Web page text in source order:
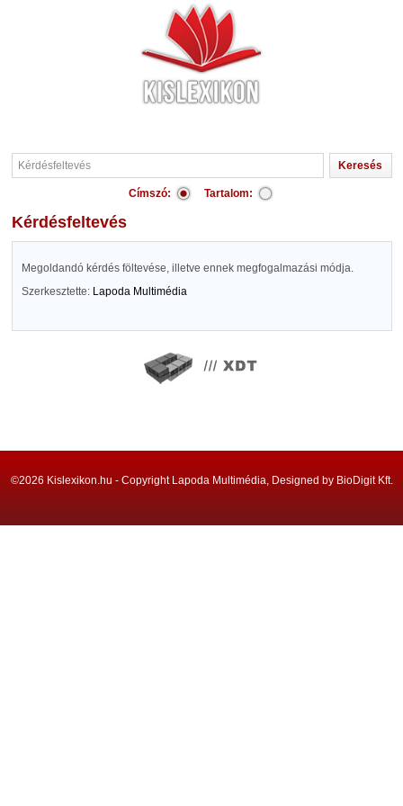
Címszó: Tartalom:
Kérdésfeltevés
Megoldandó kérdés föltevése, illetve ennek megfogalmazási módja.
Szerkesztette: Lapoda Multimédia
©2026 Kislexikon.hu - Copyright Lapoda Multimédia, Designed by BioDigit Kft.